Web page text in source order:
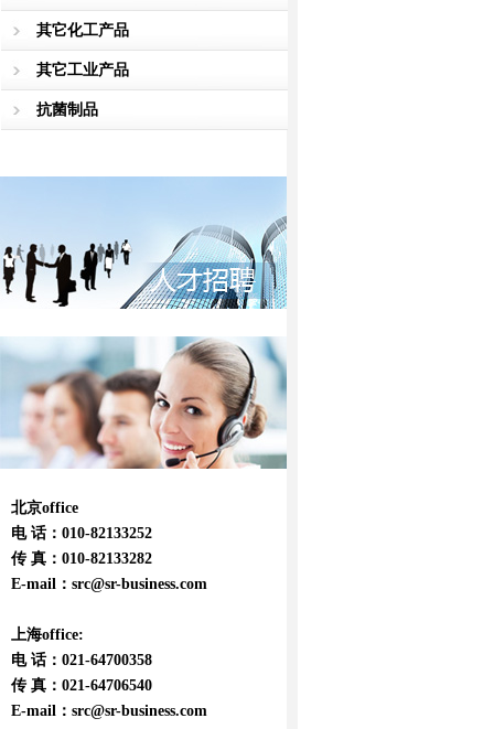
其它化工产品
其它工业产品
抗菌制品
北京office
电 话：010-82133252
传 真：010-82133282
E-mail： src@sr-business.com
上海office:
电 话：021-64700358
传 真：021-64706540
E-mail： src@sr-business.com